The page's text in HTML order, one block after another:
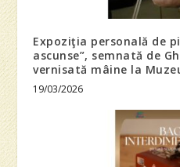
Expoziţia personală de
ascunse”, semnată de
vernisată mâine la
19/03/2026